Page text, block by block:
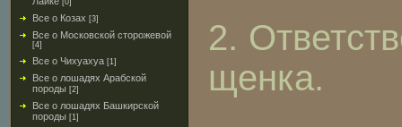
[0]
Все о Козах [3]
Все о Московской сторожевой
[4]
Все о Чихуахуа [1]
Все о лошадях Арабской
породы [2]
Все о лошадях Башкирской
породы [1]
2.
щенка.